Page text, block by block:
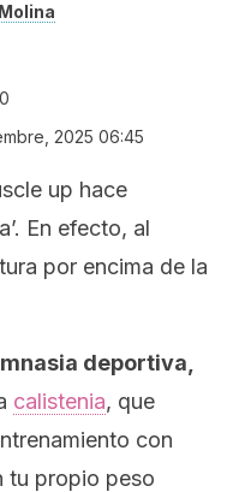
2025 06:45
up hace
En efecto, al
por encima de la
deportiva,
calistenia, que
con
tu propio peso